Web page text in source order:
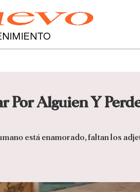
Por Alguien Y
está enamorado, faltan los